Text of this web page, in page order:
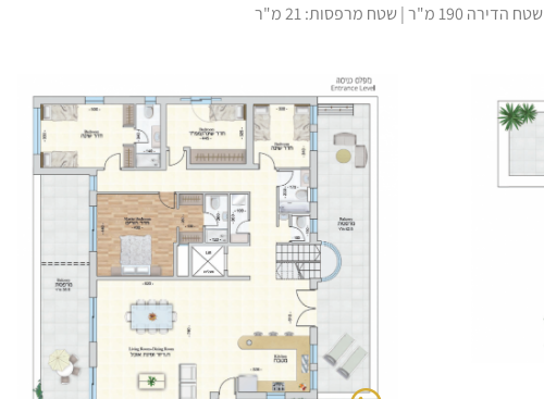
שטח הדירה 190 מ"ר | שטח מרפסות: 21 מ"ר